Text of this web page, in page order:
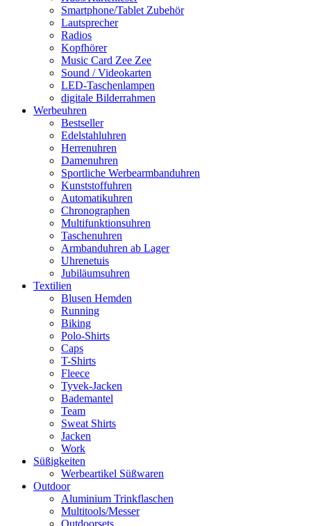
Smartphone/Tablet Zubehör
Lautsprecher
Radios
Kopfhörer
Music Card Zee Zee
Sound / Videokarten
LED-Taschenlampen
digitale Bilderrahmen
Werbeuhren
Bestseller
Edelstahluhren
Herrenuhren
Damenuhren
Sportliche Werbearmbanduhren
Kunststoffuhren
Automatikuhren
Chronographen
Multifunktionsuhren
Taschenuhren
Armbanduhren ab Lager
Uhrenetuis
Jubiläumsuhren
Textilien
Blusen Hemden
Running
Biking
Polo-Shirts
Caps
T-Shirts
Fleece
Tyvek-Jacken
Bademantel
Team
Sweat Shirts
Jacken
Work
Süßigkeiten
Werbeartikel Süßwaren
Outdoor
Aluminium Trinkflaschen
Multitools/Messer
Outdoorsets